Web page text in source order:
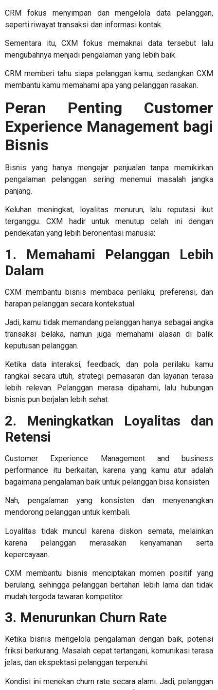
CRM fokus menyimpan dan mengelola data pelanggan,
seperti riwayat transaksi dan informasi kontak.
Sementara itu, CXM fokus memaknai data tersebut lalu
mengubahnya menjadi pengalaman yang lebih baik.
CRM memberi tahu siapa pelanggan kamu, sedangkan CXM
membantu kamu memahami apa yang pelanggan rasakan.
Peran Penting Customer
Experience Management bagi
Bisnis
Bisnis yang hanya mengejar penjualan tanpa memikirkan
pengalaman pelanggan sering menemui masalah jangka
panjang.
Keluhan meningkat, loyalitas menurun, lalu reputasi ikut
terganggu. CXM hadir untuk menutup celah ini dengan
pendekatan yang lebih berorientasi manusia:
1. Memahami Pelanggan Lebih
Dalam
CXM membantu bisnis membaca perilaku, preferensi, dan
harapan pelanggan secara kontekstual.
Jadi, kamu tidak memandang pelanggan hanya sebagai angka
transaksi belaka, namun juga memahami alasan di balik
keputusan pelanggan.
Ketika data interaksi, feedback, dan pola perilaku kamu
rangkai secara utuh, strategi pemasaran dan layanan terasa
lebih relevan. Pelanggan merasa dipahami, lalu hubungan
bisnis pun berjalan lebih sehat.
2. Meningkatkan Loyalitas dan
Retensi
Customer Experience Management and business
performance itu berkaitan, karena yang kamu atur adalah
bagaimana pengalaman baik untuk pelanggan bisa konsisten.
Nah, pengalaman yang konsisten dan menyenangkan
mendorong pelanggan untuk kembali.
Loyalitas tidak muncul karena diskon semata, melainkan
karena pelanggan merasakan kenyamanan serta
kepercayaan.
CXM membantu bisnis menciptakan momen positif yang
berulang, sehingga pelanggan bertahan lebih lama dan tidak
mudah tergoda tawaran kompetitor.
3. Menurunkan Churn Rate
Ketika bisnis mengelola pengalaman dengan baik, potensi
friksi berkurang. Masalah cepat tertangani, komunikasi terasa
jelas, dan ekspektasi pelanggan terpenuhi.
Kondisi ini menekan churn rate secara alami. Jadi, pelanggan